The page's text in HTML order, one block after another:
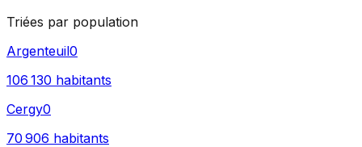
Triées par population
Argenteuil0
106 130 habitants
Cergy0
70 906 habitants